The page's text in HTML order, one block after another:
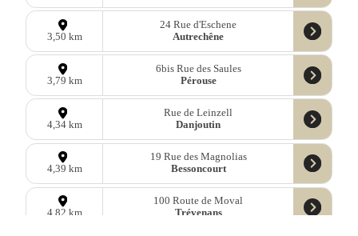
3,50 km
24 Rue d'Eschene
Autrechêne
3,79 km
6bis Rue des Saules
Pérouse
4,34 km
Rue de Leinzell
Danjoutin
4,39 km
19 Rue des Magnolias
Bessoncourt
4,82 km
100 Route de Moval
Trévenans